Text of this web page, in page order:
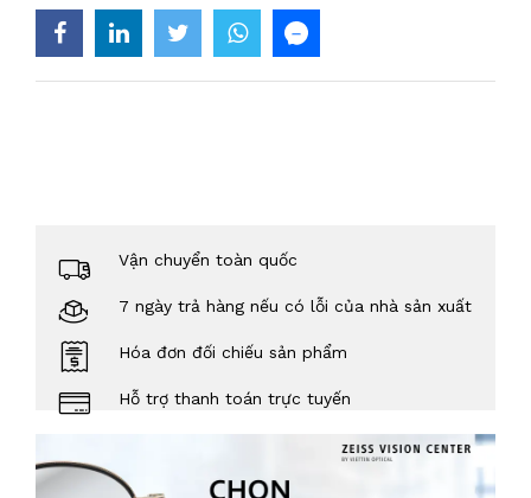
Vận chuyển toàn quốc
7 ngày trả hàng nếu có lỗi của nhà sản xuất
Hóa đơn đối chiếu sản phẩm
Hỗ trợ thanh toán trực tuyến